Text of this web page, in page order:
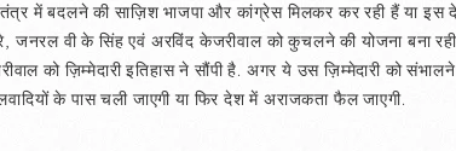
में बदलने की साज़िश भाजपा और कांग्रेस मिलकर कर रही हैं या
जनरल वी के सिंह एवं अरविंद केजरीवाल को कुचलने की योजना बना
को ज़िम्मेदारी इतिहास ने सौंपी है. अगर ये उस ज़िम्मेदारी को
के पास चली जाएगी या फिर देश में अराजकता फैल जाएगी.